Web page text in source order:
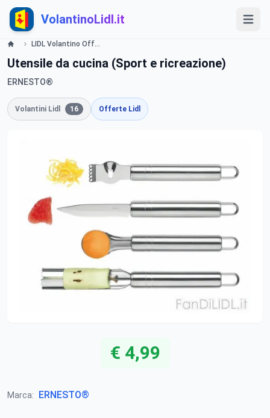
VolantinoLidl.it
LIDL Volantino Offerte e Promozioni - Party - Offerte valide dall'11 luglio Lidl
Utensile da cucina (Sport e ricreazione)
ERNESTO®
Volantini Lidl 16 Offerte Lidl
€ 4,99
Marca: ERNESTO®